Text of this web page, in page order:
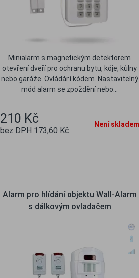
Minialarm s magnetickým detektorem
otevření dveří pro ochranu bytu, kóje, kůlny
nebo garáže. Ovládání kódem. Nastavitelný
mód alarm se zpoždění nebo...
210 Kč
bez DPH 173,60 Kč
Není skladem
Alarm pro hlídání objektu Wall-Alarm
s dálkovým ovladačem